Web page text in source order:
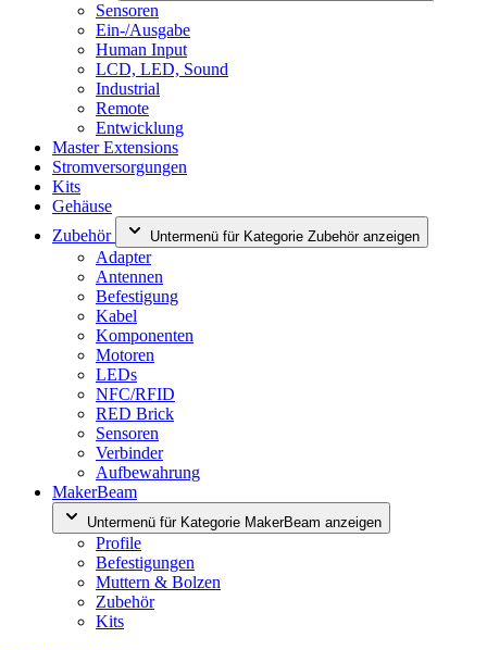
Sensoren
Ein-/Ausgabe
Human Input
LCD, LED, Sound
Industrial
Remote
Entwicklung
Master Extensions
Stromversorgungen
Kits
Gehäuse
Zubehör
Untermenü für Kategorie Zubehör anzeigen
Adapter
Antennen
Befestigung
Kabel
Komponenten
Motoren
LEDs
NFC/RFID
RED Brick
Sensoren
Verbinder
Aufbewahrung
MakerBeam
Untermenü für Kategorie MakerBeam anzeigen
Profile
Befestigungen
Muttern & Bolzen
Zubehör
Kits